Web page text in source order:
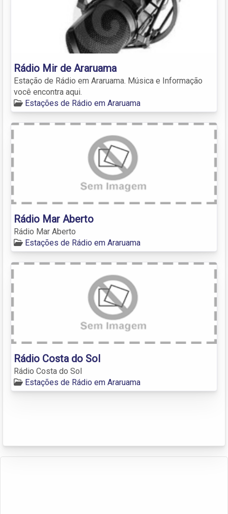
Rádio Mir de Araruama
Estação de Rádio em Araruama. Música e Informação
você encontra aqui.
Estações de Rádio em Araruama
Rádio Mar Aberto
Rádio Mar Aberto
Estações de Rádio em Araruama
Rádio Costa do Sol
Rádio Costa do Sol
Estações de Rádio em Araruama